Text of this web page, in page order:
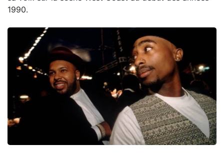
1990.